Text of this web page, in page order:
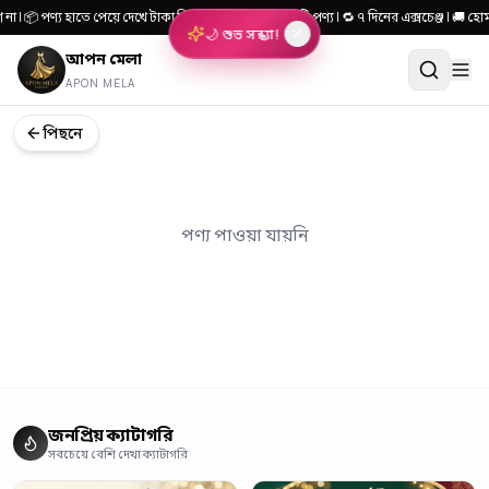
🌙 শুভ সন্ধ্যা!
| 📦 পণ্য হাতে পেয়ে দেখে টাকা দিন | 🎯 ১০০% কোয়ালিটি পণ্য | 🔁 ৭ দিনের এক্সচেঞ্জ |
আপন মেলা
APON MELA
পিছনে
পণ্য পাওয়া যায়নি
জনপ্রিয় ক্যাটাগরি
সবচেয়ে বেশি দেখা ক্যাটাগরি